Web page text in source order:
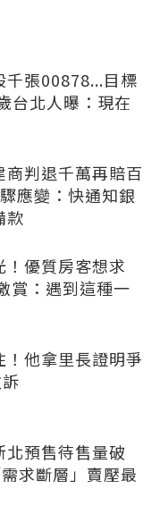
千張00878...目標
台北人曝：現在
判退千萬再賠百
應變：快通知銀
款
優質房客想求
賞：遇到這種一
！他拿里長證明爭
預售待售量破
求斷層」賣壓最